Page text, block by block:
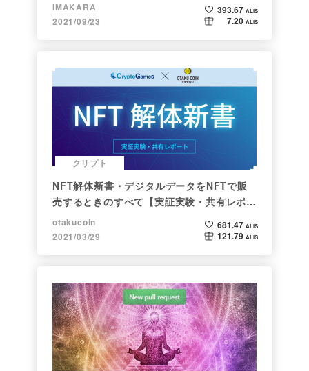
IMAKARA
2021/09/23
393.67 ALIS
7.20 ALIS
クリプト
NFT解体新書・デジタルデータをNFTで販
売するときのすべて【実証実験・共有レポー
ト】
otakucoin
2021/03/29
681.47 ALIS
121.79 ALIS